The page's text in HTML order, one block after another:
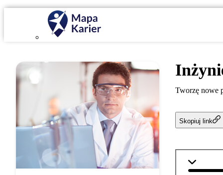
Tworzę nowe
Skopiuj link